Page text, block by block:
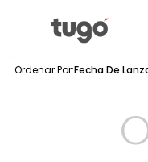
Fecha De
0productos